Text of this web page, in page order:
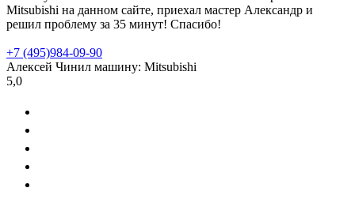
Mitsubishi на данном сайте, приехал мастер Александр и
решил проблему за 35 минут! Спасибо!
+7 (495)984-09-90
Алексей Чинил машину: Mitsubishi
5,0